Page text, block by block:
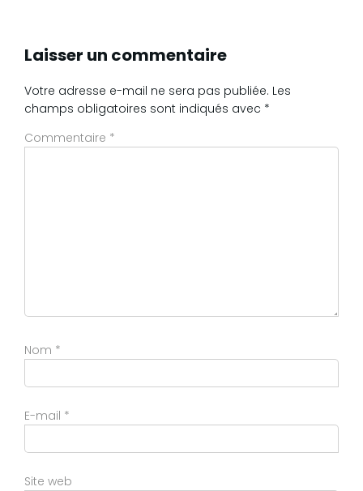
Laisser un commentaire
Votre adresse e-mail ne sera pas publiée. Les
champs obligatoires sont indiqués avec *
Commentaire *
Nom *
E-mail *
Site web